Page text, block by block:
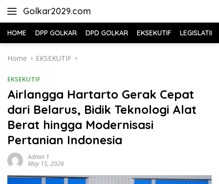
Golkar2029.com
HOME DPP GOLKAR DPD GOLKAR EKSEKUTIF LEGISLATIF
Home EKSEKUTIF
EKSEKUTIF
Airlangga Hartarto Gerak Cepat
dari Belarus, Bidik Teknologi Alat
Berat hingga Modernisasi
Pertanian Indonesia
Admin 1
May 15, 2026